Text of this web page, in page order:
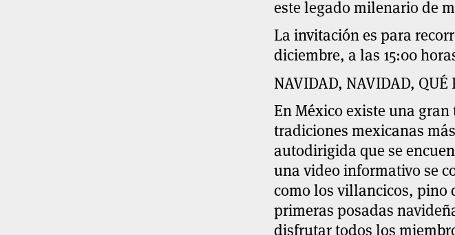
este legado milenario de
La invitación es para
diciembre, a las 15:00
NAVIDAD, NAVIDAD, QUÉ
En México existe una
tradiciones mexicanas
autodirigida que se
una video informativo se
como los villancicos, pino
primeras posadas
disfrutar todos los